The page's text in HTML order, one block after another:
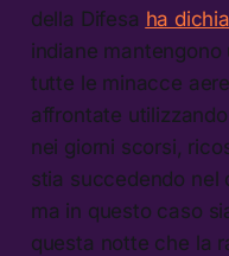
della Difesa ha
indiane
tutte le minacce
affrontate
nei giorni scorsi,
stia succedendo nel
ma in questo caso
questa notte che la